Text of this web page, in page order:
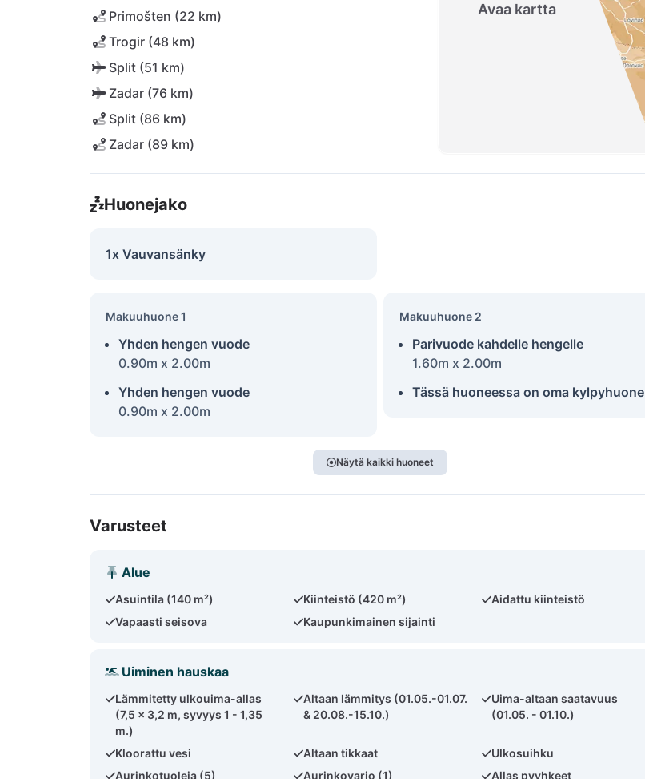
Primošten (22 km)
Trogir (48 km)
Split (51 km)
Zadar (76 km)
Split (86 km)
Zadar (89 km)
Avaa kartta
Huonejako
1x Vauvansänky
Makuuhuone 1
Yhden hengen vuode
0.90m x 2.00m
Yhden hengen vuode
0.90m x 2.00m
Makuuhuone 2
Parivuode kahdelle hengelle
1.60m x 2.00m
Tässä huoneessa on oma kylpyhuone
Näytä kaikki huoneet
Varusteet
Alue
Asuintila (140 m²) Kiinteistö (420 m²)
Aidattu kiinteistö
Vapaasti seisova
Kaupunkimainen sijainti
Uiminen hauskaa
Lämmitetty ulkouima-allas
(7,5 x 3,2 m, syvyys 1 - 1,35
m.)
Altaan lämmitys (01.05.-01.07.
& 20.08.-15.10.)
Uima-altaan saatavuus
(01.05. - 01.10.)
Kloorattu vesi Altaan tikkaat
Ulkosuihku
Aurinkotuoleja (5)
Aurinkovarjo (1) Allas pyyhkeet